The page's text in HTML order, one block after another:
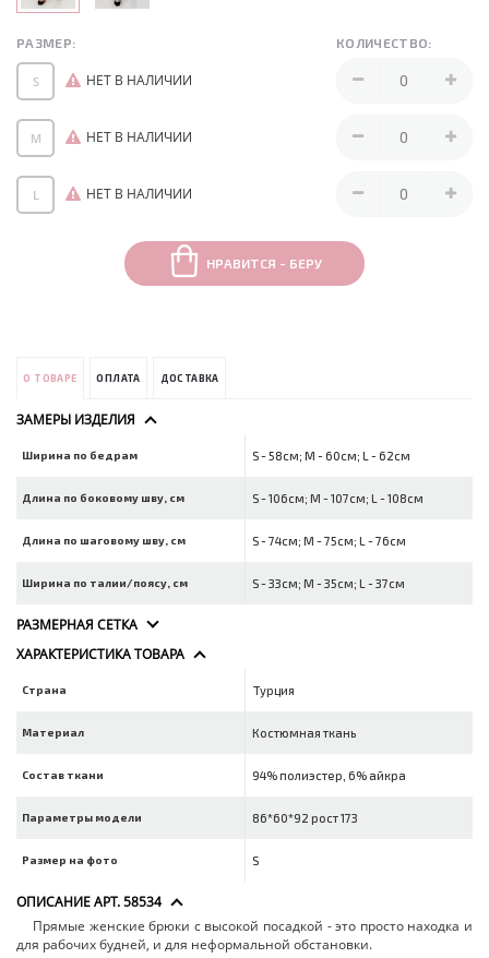
РАЗМЕР: КОЛИЧЕСТВО:
S НЕТ В НАЛИЧИИ
M НЕТ В НАЛИЧИИ
L НЕТ В НАЛИЧИИ
НРАВИТСЯ - БЕРУ
О ТОВАРЕ ОПЛАТА ДОСТАВКА
ЗАМЕРЫ ИЗДЕЛИЯ
Ширина по бедрам S - 58см; M - 60см; L - 62см
Длина по боковому шву, см S - 106см; M - 107см; L - 108см
Длина по шаговому шву, см S - 74см; M - 75см; L - 76см
Ширина по талии/поясу, см S - 33см; M - 35см; L - 37см
РАЗМЕРНАЯ СЕТКА
ХАРАКТЕРИСТИКА ТОВАРА
Страна Турция
Материал Костюмная ткань
Состав ткани 94% полиэстер, 6% айкра
Параметры модели 86*60*92 рост 173
Размер на фото S
ОПИСАНИЕ АРТ. 58534
Прямые женские брюки с высокой посадкой - это просто находка и
для рабочих будней, и для неформальной обстановки.